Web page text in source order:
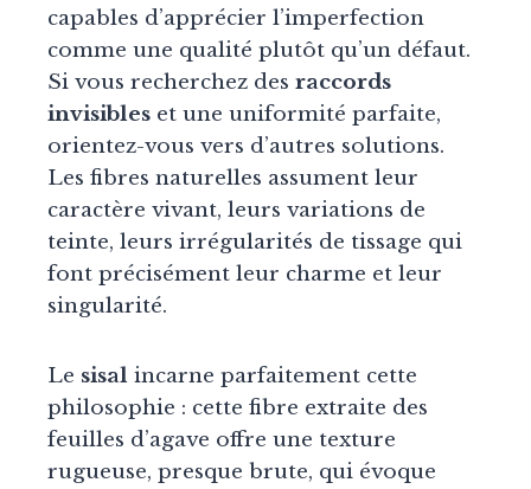
capables d’apprécier l’imperfection
comme une qualité plutôt qu’un défaut.
Si vous recherchez des raccords
invisibles et une uniformité parfaite,
orientez-vous vers d’autres solutions.
Les fibres naturelles assument leur
caractère vivant, leurs variations de
teinte, leurs irrégularités de tissage qui
font précisément leur charme et leur
singularité.
Le sisal incarne parfaitement cette
philosophie : cette fibre extraite des
feuilles d’agave offre une texture
rugueuse, presque brute, qui évoque